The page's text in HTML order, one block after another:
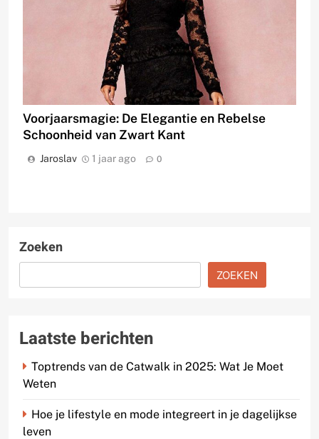
Voorjaarsmagie: De Elegantie en Rebelse
Schoonheid van Zwart Kant
Jaroslav 1 jaar ago 0
Zoeken
ZOEKEN
Laatste berichten
Toptrends van de Catwalk in 2025: Wat Je Moet
Weten
Hoe je lifestyle en mode integreert in je dagelijkse
leven